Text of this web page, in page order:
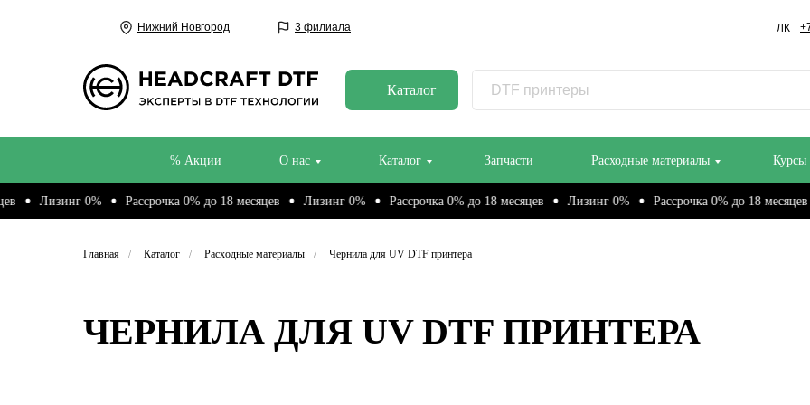
3 филиала
Нижний Новгород ЛК
Каталог
% Акции О нас Каталог Запчасти Расходные материалы Курсы
Лизинг 0% Рассрочка 0% до 18 месяцев Лизинг 0% Рассрочка 0% до 18 месяцев Лизинг 0% Рассрочка 0% до 18 месяцев
Главная / Каталог / Расходные материалы / Чернила для UV DTF принтера
ЧЕРНИЛА ДЛЯ UV DTF ПРИНТЕРА